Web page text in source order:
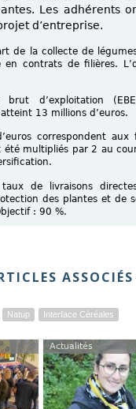
Les adhérents
d’entreprise.
de la collecte de
en contrats de filières.
brut d’exploitation
13 millions d’euros.
correspondent aux
été multipliés par 2 au
de livraisons
des plantes et de
: 90 %.
ASSOCIÉS
Natup Interface Céréales
Actualités